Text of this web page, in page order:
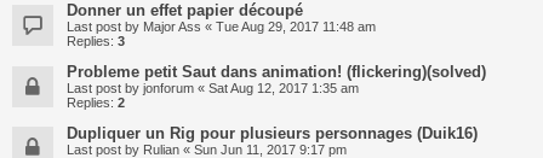
Donner un effet papier découpé
Last post by Major Ass « Tue Aug 29, 2017 11:48 am
Replies: 3
Probleme petit Saut dans animation! (flickering)(solved)
Last post by jonforum « Sat Aug 12, 2017 1:35 am
Replies: 2
Dupliquer un Rig pour plusieurs personnages (Duik16)
Last post by Rulian « Sun Jun 11, 2017 9:17 pm